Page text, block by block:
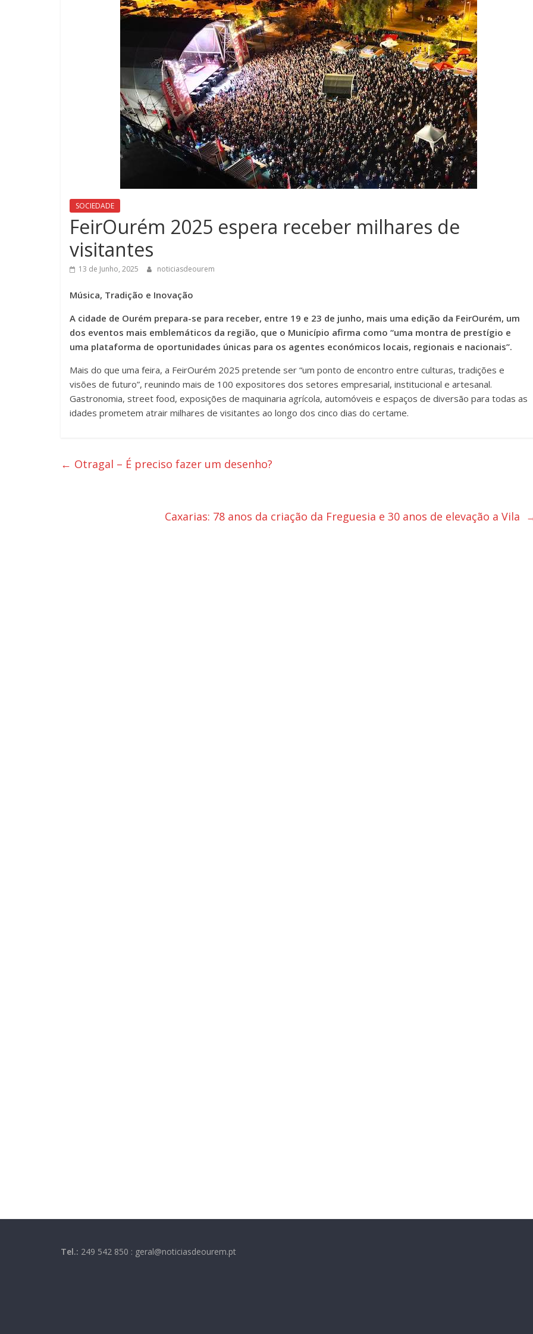
SOCIEDADE
FeirOurém 2025 espera receber milhares de
visitantes
13 de Junho, 2025 noticiasdeourem
Música, Tradição e Inovação
A cidade de Ourém prepara-se para receber, entre 19 e 23 de junho, mais uma edição da FeirOurém, um
dos eventos mais emblemáticos da região, que o Município afirma como “uma montra de prestígio e
uma plataforma de oportunidades únicas para os agentes económicos locais, regionais e nacionais”.
Mais do que uma feira, a FeirOurém 2025 pretende ser “um ponto de encontro entre culturas, tradições e
visões de futuro”, reunindo mais de 100 expositores dos setores empresarial, institucional e artesanal.
Gastronomia, street food, exposições de maquinaria agrícola, automóveis e espaços de diversão para todas as
idades prometem atrair milhares de visitantes ao longo dos cinco dias do certame.
← Otragal – É preciso fazer um desenho?
Caxarias: 78 anos da criação da Freguesia e 30 anos de elevação a Vila
Tel.: 249 542 850 : geral@noticiasdeourem.pt